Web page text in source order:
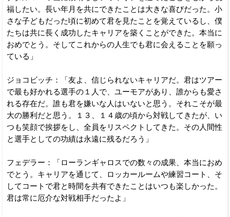
福したい。長い年月を共にできたことは大きな喜びだった。小
さな子どもだった頃に初めて君を見たことを覚えているし、僕
たちは共に長く成功したキャリアを築くことができた。本当に
おめでとう。そしてこれからの人生でも君に会えることを願っ
ている」
ジョコビッチ：「友よ、信じられないキャリアだ。君はツアー
で最も好かれる選手の１人で、ユーモアがあり、誰からも愛さ
れる存在だ。誰も君を嫌いな人はいないと思う。それこそが最
大の勝利だと思う。１３、１４歳の頃から対戦してきたが、い
つも笑顔で挨拶をし、全員をリスペクトしてきた。その人間性
と選手としての功績は永遠に残るだろう」
フェデラー：「ローランギャロスでの数々の成果、本当におめ
でとう。キャリアを通じて、ロッカールームや練習コート、そ
してコートで君と時間を共有できたことはいつも楽しかった。
君は常に厄介な対戦相手だったよ」